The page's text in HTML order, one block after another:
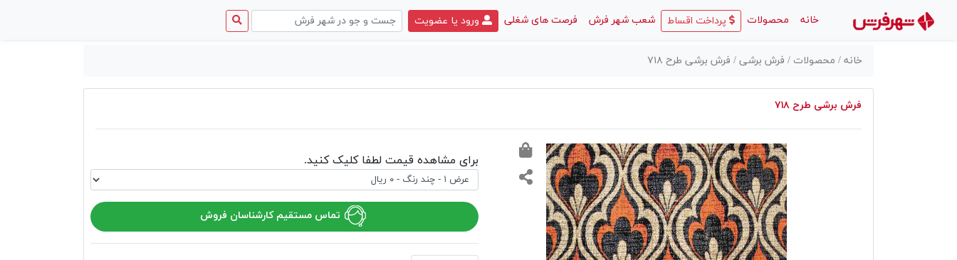
خانه
(current) محصولات پرداخت اقساط شعب شهر فرش فرصت های شغلی ورود یا عضویت
خانه / محصولات / فرش برشی / فرش برشی طرح ۷۱۸
فرش برشی طرح ۷۱۸
برای مشاهده قیمت لطفا کلیک کنید.
تماس مستقیم کارشناسان فروش